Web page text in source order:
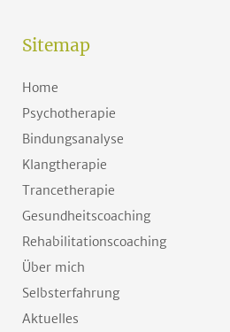
Sitemap
Home
Psychotherapie
Bindungsanalyse
Klangtherapie
Trancetherapie
Gesundheitscoaching
Rehabilitationscoaching
Über mich
Selbsterfahrung
Aktuelles